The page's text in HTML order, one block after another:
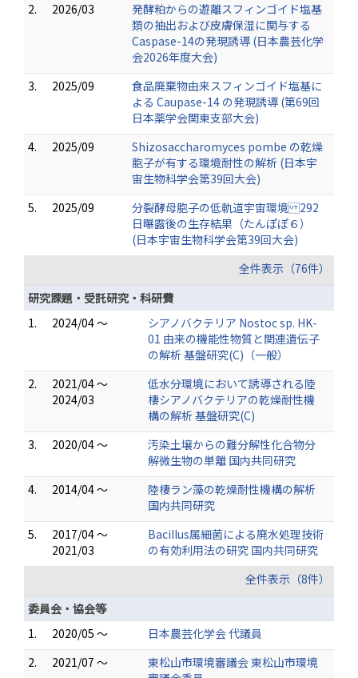
2.
2026/03
発酵粕からの遊離スフィンゴイド塩基
類の抽出および皮膚保湿に関与する
Caspase-14の発現誘導 (日本農芸化学
会2026年度大会)
3.
2025/09
食品廃棄物由来スフィンゴイド塩基に
よる Caupase-14 の発現誘導 (第69回
日本薬学会関東支部大会)
4.
2025/09
Shizosaccharomyces pombe の乾燥
胞子が有する環境耐性の解析 (日本宇
宙生物科学会第39回大会)
5.
2025/09
分裂酵母胞子の低軌道宇宙環境 292
日曝露後の生存結果（たんぽぽ６）
(日本宇宙生物科学会第39回大会)
全件表示（76件）
研究課題・受託研究・科研費
1.
2024/04 ～
シアノバクテリア Nostoc sp. HK-
01 由来の機能性物質と関連遺伝子
の解析 基盤研究(C)（一般）
2.
2021/04 ～
2024/03
低水分環境において誘導される陸
棲シアノバクテリアの乾燥耐性機
構の解析 基盤研究(C)
3.
2020/04 ～
汚染土壌からの難分解性化合物分
解微生物の単離 国内共同研究
4.
2014/04 ～
陸棲ラン藻の乾燥耐性機構の解析
国内共同研究
5.
2017/04 ～
2021/03
Bacillus属細菌による廃水処理技術
の有効利用法の研究 国内共同研究
全件表示（8件）
委員会・協会等
1.
2020/05 ～
日本農芸化学会 代議員
2.
2021/07 ～
東松山市環境審議会 東松山市環境